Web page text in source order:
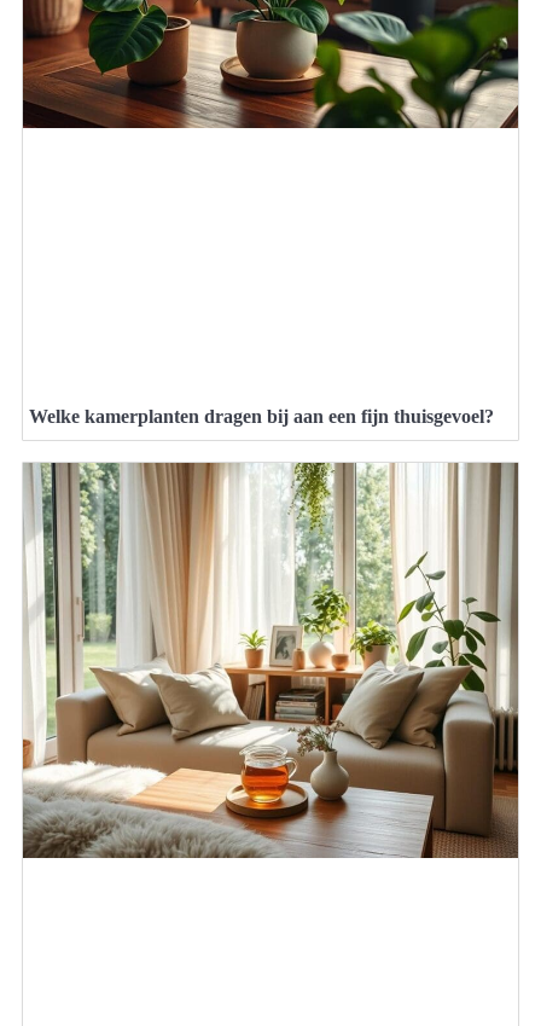
Welke kamerplanten dragen bij aan een fijn thuisgevoel?